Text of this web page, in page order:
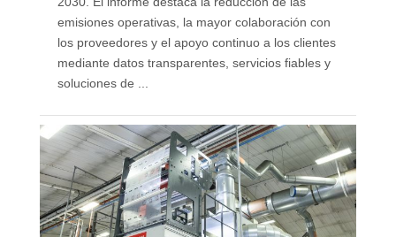
emisiones operativas, la mayor colaboración con
los proveedores y el apoyo continuo a los clientes
mediante datos transparentes, servicios fiables y
soluciones de ...